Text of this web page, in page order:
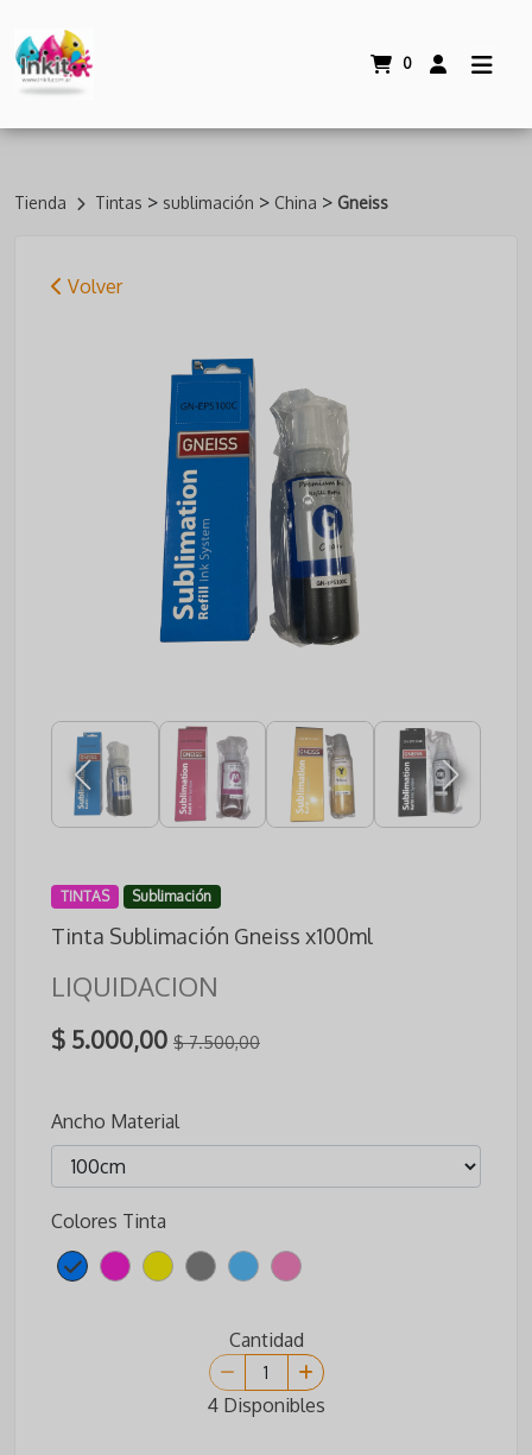
0
Tienda Tintas > sublimación > China > Gneiss
Volver
TINTAS Sublimación
Tinta Sublimación Gneiss x100ml
LIQUIDACION
$ 5.000,00 $ 7.500,00
Ancho Material
Colores Tinta
Cantidad
4 Disponibles